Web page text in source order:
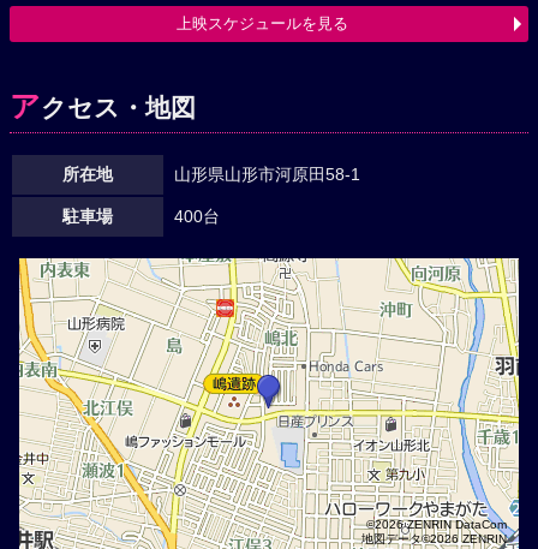
上映スケジュールを見る
アクセス・地図
所在地 山形県山形市河原田58-1
駐車場 400台
©2026 ZENRIN DataCom
地図データ©2026 ZENRIN